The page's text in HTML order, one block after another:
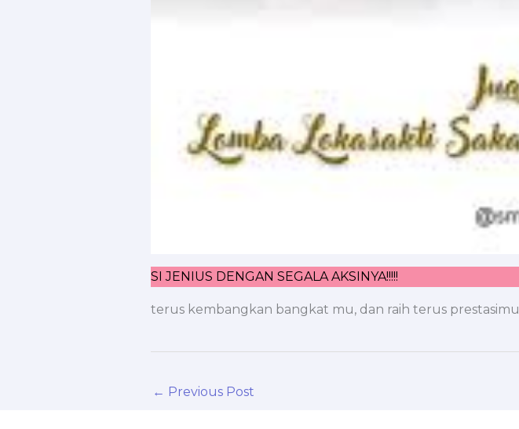
SI JENIUS DENGAN SEGALA AKSINYA!!!!!
terus kembangkan bangkat mu, dan raih terus prestasimu
← Previous Post